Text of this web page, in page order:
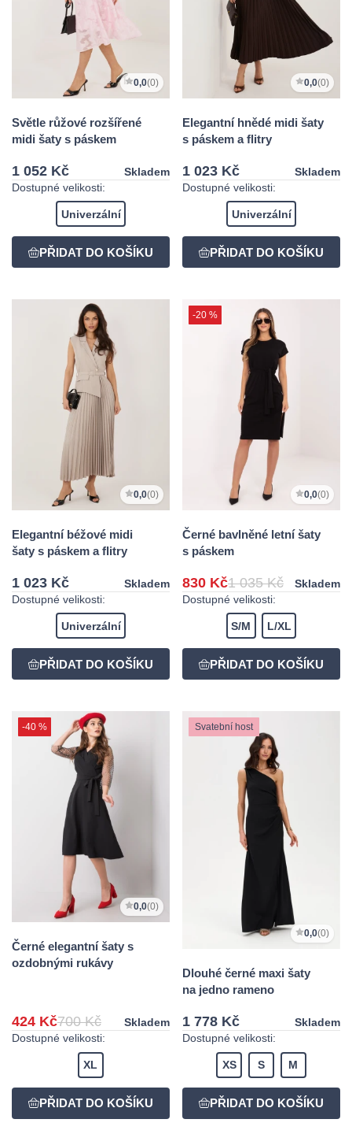
0,0(0)
Světle růžové rozšířené
midi šaty s páskem
1 052 Kč
Skladem
Dostupné velikosti:
Univerzální
0,0(0)
Elegantní hnědé midi šaty
s páskem a flitry
1 023 Kč
Skladem
Dostupné velikosti:
Univerzální
0,0(0)
Elegantní béžové midi
šaty s páskem a flitry
1 023 Kč
Skladem
Dostupné velikosti:
Univerzální
-20 %
0,0(0)
Černé bavlněné letní šaty
s páskem
830 Kč1 035 Kč
Skladem
Dostupné velikosti:
S/M L/XL
-40 %
0,0(0)
Černé elegantní šaty s
ozdobnými rukávy
424 Kč700 Kč
Skladem
Dostupné velikosti:
XL
Svatební host
0,0(0)
Dlouhé černé maxi šaty
na jedno rameno
1 778 Kč
Skladem
Dostupné velikosti:
XS S M